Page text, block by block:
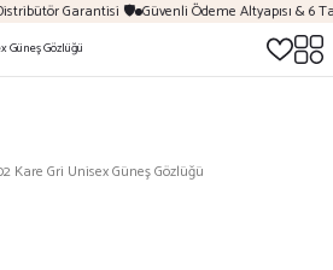
Garantisi 🛡️ Güvenli Ödeme Altyapısı & 6
Kare Gri Unisex Güneş Gözlüğü